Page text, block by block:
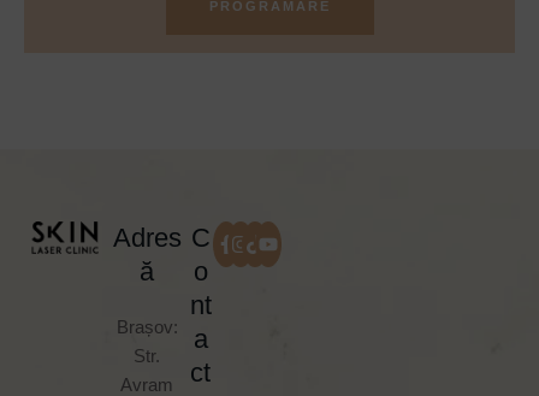
PROGRAMARE
Adres
ă
Brașov:
Str.
Avram
C
o
nt
a
ct